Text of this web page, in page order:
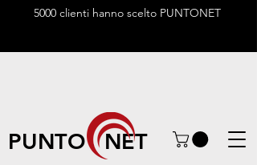
5000 clienti hanno scelto PUNTONET
PUNTO NET